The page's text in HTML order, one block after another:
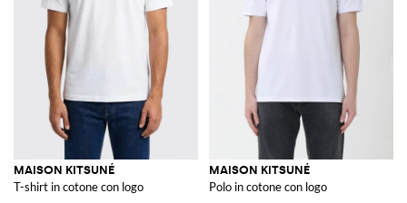
MAISON KITSUNÉ
T-shirt in cotone con logo
MAISON KITSUNÉ
Polo in cotone con logo